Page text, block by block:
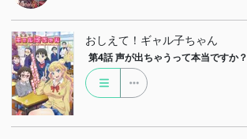
おしえて！ギャル子ちゃん
第4話 声が出ちゃうって本当ですか？